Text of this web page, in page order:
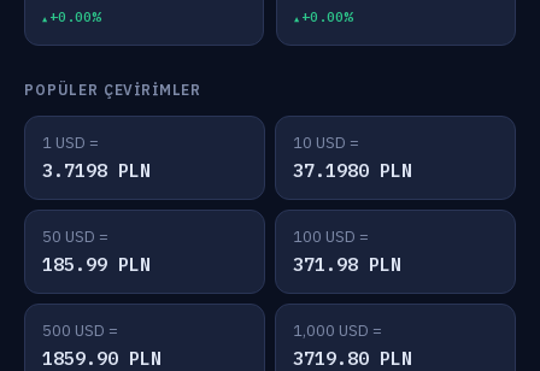
+0.00% +0.00%
POPÜLER ÇEVIRIMLER
1 USD =
3.7198 PLN
10 USD =
37.1980 PLN
50 USD =
185.99 PLN
100 USD =
371.98 PLN
500 USD =
1859.90 PLN
1,000 USD =
3719.80 PLN